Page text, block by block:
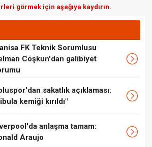
görmek için aşağıya kaydırın.
FK Teknik Sorumlusu
Coşkun'dan galibiyet
sakatlık açıklaması:
kemiği kırıldı"
anlaşma tamam:
Araujo